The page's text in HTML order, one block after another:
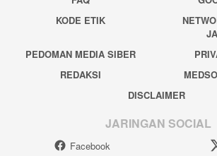
KODE ETIK
PEDOMAN MEDIA SIBER
REDAKSI
DISCLAIMER
JARINGAN SOCIAL
Facebook